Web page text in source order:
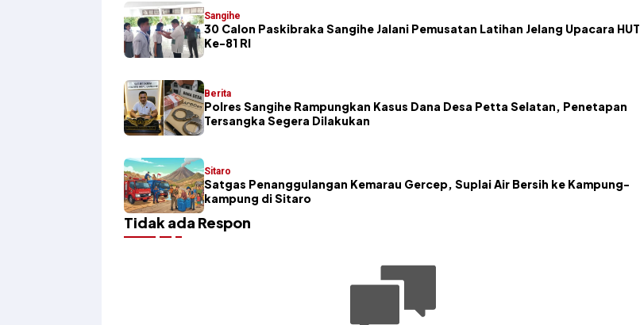
Sangihe
30 Calon Paskibraka Sangihe Jalani Pemusatan Latihan Jelang Upacara HUT
Ke-81 RI
Berita
Polres Sangihe Rampungkan Kasus Dana Desa Petta Selatan, Penetapan
Tersangka Segera Dilakukan
Sitaro
Satgas Penanggulangan Kemarau Gercep, Suplai Air Bersih ke Kampung-
kampung di Sitaro
Tidak ada Respon